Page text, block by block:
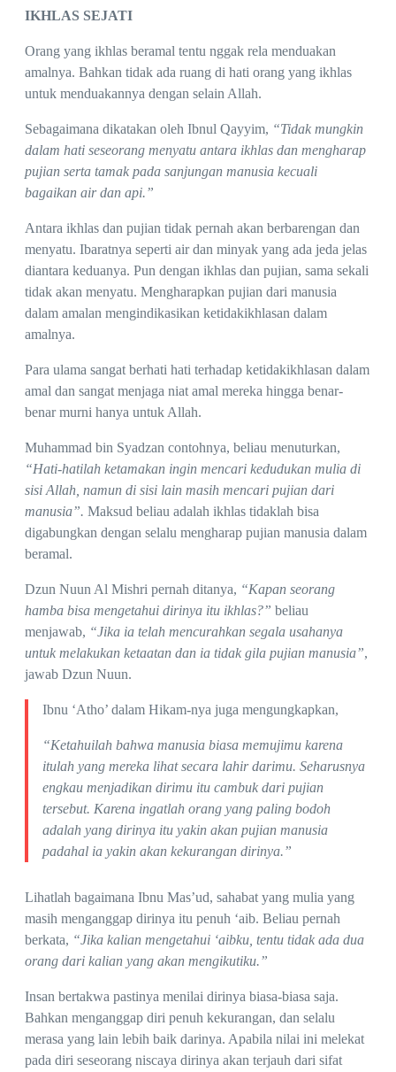
IKHLAS SEJATI
Orang yang ikhlas beramal tentu nggak rela menduakan
amalnya. Bahkan tidak ada ruang di hati orang yang ikhlas
untuk menduakannya dengan selain Allah.
Sebagaimana dikatakan oleh Ibnul Qayyim, “Tidak mungkin
dalam hati seseorang menyatu antara ikhlas dan mengharap
pujian serta tamak pada sanjungan manusia kecuali
bagaikan air dan api.”
Antara ikhlas dan pujian tidak pernah akan berbarengan dan
menyatu. Ibaratnya seperti air dan minyak yang ada jeda jelas
diantara keduanya. Pun dengan ikhlas dan pujian, sama sekali
tidak akan menyatu. Mengharapkan pujian dari manusia
dalam amalan mengindikasikan ketidakikhlasan dalam
amalnya.
Para ulama sangat berhati hati terhadap ketidakikhlasan dalam
amal dan sangat menjaga niat amal mereka hingga benar-
benar murni hanya untuk Allah.
Muhammad bin Syadzan contohnya, beliau menuturkan,
“Hati-hatilah ketamakan ingin mencari kedudukan mulia di
sisi Allah, namun di sisi lain masih mencari pujian dari
manusia”. Maksud beliau adalah ikhlas tidaklah bisa
digabungkan dengan selalu mengharap pujian manusia dalam
beramal.
Dzun Nuun Al Mishri pernah ditanya, “Kapan seorang
hamba bisa mengetahui dirinya itu ikhlas?” beliau
menjawab, “Jika ia telah mencurahkan segala usahanya
untuk melakukan ketaatan dan ia tidak gila pujian manusia”,
jawab Dzun Nuun.
Ibnu ‘Atho’ dalam Hikam-nya juga mengungkapkan,
“Ketahuilah bahwa manusia biasa memujimu karena
itulah yang mereka lihat secara lahir darimu. Seharusnya
engkau menjadikan dirimu itu cambuk dari pujian
tersebut. Karena ingatlah orang yang paling bodoh
adalah yang dirinya itu yakin akan pujian manusia
padahal ia yakin akan kekurangan dirinya.”
Lihatlah bagaimana Ibnu Mas’ud, sahabat yang mulia yang
masih menganggap dirinya itu penuh ‘aib. Beliau pernah
berkata, “Jika kalian mengetahui ‘aibku, tentu tidak ada dua
orang dari kalian yang akan mengikutiku.”
Insan bertakwa pastinya menilai dirinya biasa-biasa saja.
Bahkan menganggap diri penuh kekurangan, dan selalu
merasa yang lain lebih baik darinya. Apabila nilai ini melekat
pada diri seseorang niscaya dirinya akan terjauh dari sifat